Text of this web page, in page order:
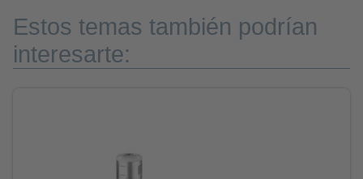
Estos temas también podrían
interesarte: